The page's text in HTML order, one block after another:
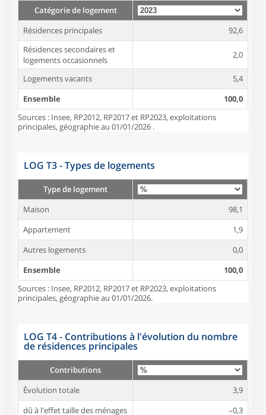
Catégorie de logement
Résidences principales
92,6
Résidences secondaires et
logements occasionnels
2,0
Logements vacants
5,4
Ensemble
100,0
Sources : Insee, RP2012, RP2017 et RP2023, exploitations
principales, géographie au 01/01/2026 .
LOG T3 - Types de logements
Type de logement
Maison
98,1
Appartement
1,9
Autres logements
0,0
Ensemble
100,0
Sources : Insee, RP2012, RP2017 et RP2023, exploitations
principales, géographie au 01/01/2026.
LOG T4 - Contributions à l'évolution du nombre
de résidences principales
Contributions
Évolution totale
3,9
dû à l'effet taille des ménages
–0,3